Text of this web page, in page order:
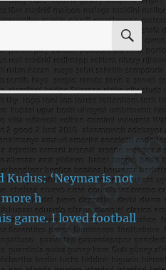
Kudus: ‘Neymar is not
h
game. I loved football